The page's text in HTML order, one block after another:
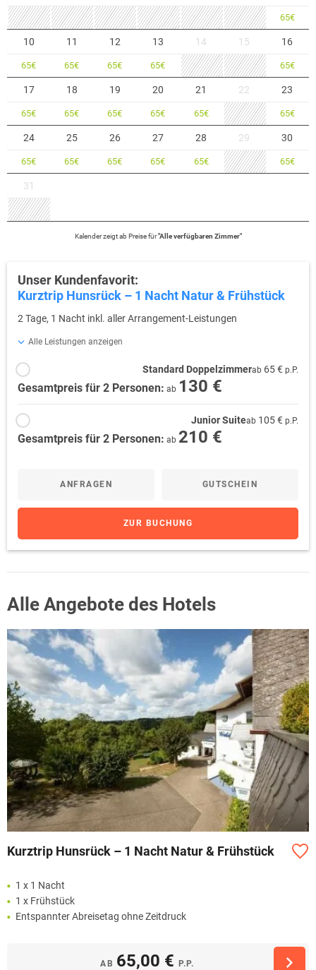
65€
10
65€
11
65€
12
65€
13
65€
14 15 16
65€
17
65€
18
65€
19
65€
20
65€
21
65€
22 23
65€
24
65€
25
65€
26
65€
27
65€
28
65€
29 30
65€
31
Kalender zeigtab Preise für"Alle verfügbaren Zimmer"
Unser Kundenfavorit:
Kurztrip Hunsrück – 1 Nacht Natur & Frühstück
2 Tage, 1 Nacht inkl. aller Arrangement-Leistungen
Alle Leistungen anzeigen
Standard Doppelzimmerab 65 € p.P.
Gesamtpreis für 2 Personen: ab 130 €
Junior Suiteab 105 € p.P.
Gesamtpreis für 2 Personen: ab 210 €
ANFRAGEN GUTSCHEIN
ZUR BUCHUNG
Alle Angebote des Hotels
Kurztrip Hunsrück – 1 Nacht Natur & Frühstück
1 x 1 Nacht
1 x Frühstück
Entspannter Abreisetag ohne Zeitdruck
AB 65,00 € P.P.